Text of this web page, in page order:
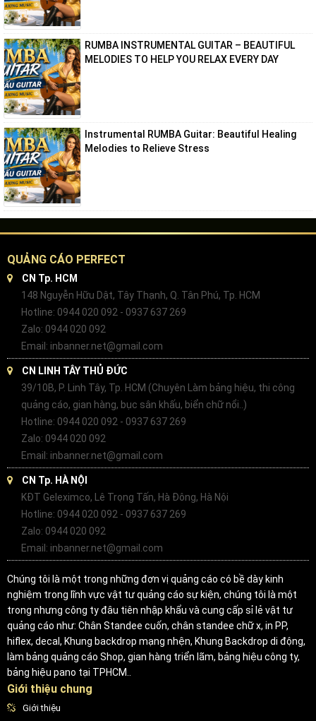
RUMBA INSTRUMENTAL GUITAR – BEAUTIFUL
MELODIES TO HELP YOU RELAX EVERY DAY
Instrumental RUMBA Guitar: Beautiful Healing
Melodies to Relieve Stress
QUẢNG CÁO PERFECT
CN Tp. HCM
148 Nguyễn Hữu Dật, Tây Thạnh, Q. Tân Phú, Tp. HCM
Hotline: 0944 020 092 - 0937 637 269
Zalo: 0944 020 092
Email: inbanner.net@gmail.com
CN LINH TÂY THỦ ĐỨC
39/10B, P. Linh Tây, Tp. HCM (Chuyên Làm bảng hiệu, thi công
quảng cáo, gian hàng, bục sân khấu, biển chữ nổi..)
Hotline: 0944 020 092 - 0937 637 269
Zalo: 0944 020 092
Email: inbanner.net@gmail.com
CN Tp. HÀ NỘI
KĐT Geleximco, Lê Trọng Tấn, Hà Đông, Hà Nội
Hotline: 0944 020 092 - 0937 637 269
Zalo: 0944 020 092
Email: inbanner.net@gmail.com
Chúng tôi là một trong những đơn vị quảng cáo có bề dày kinh
nghiệm trong lĩnh vực vật tư quảng cáo sự kiện, chúng tôi là một
trong nhưng công ty đâu tiên nhập khẩu và cung cấp sỉ lẻ vật tư
quảng cáo như: Chân Standee cuốn, chân standee chữ x, in PP,
hiflex, decal, Khung backdrop mạng nhện, Khung Backdrop di động,
làm bảng quảng cáo Shop, gian hàng triển lãm, bảng hiệu công ty,
bảng hiệu pano tại TPHCM..
Giới thiệu chung
Giới thiệu